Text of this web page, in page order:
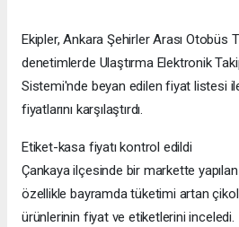
Ekipler, Ankara Şehirler Arası Otobüs
denetimlerde Ulaştırma Elektronik
Sistemi'nde beyan edilen fiyat listesi
fiyatlarını karşılaştırdı.
Etiket-kasa fiyatı kontrol edildi
Çankaya ilçesinde bir markette
özellikle bayramda tüketimi artan
ürünlerinin fiyat ve etiketlerini inceledi.